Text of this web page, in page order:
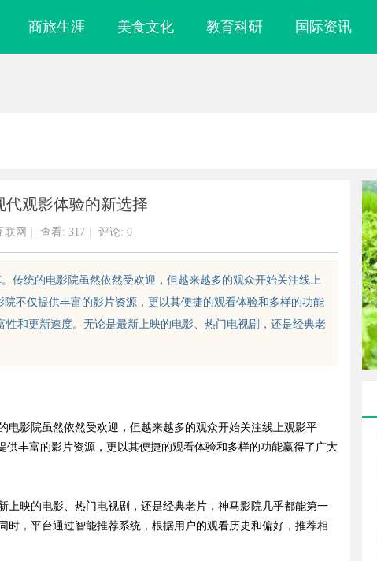
商旅生涯 美食文化 教育科研 国际资讯
代观影体验的新选择
联网 查看: 317 评论: 0
传统的电影院虽然依然受欢迎，但越来越多的观众开始关注线上
不仅提供丰富的影片资源，更以其便捷的观看体验和多样的功能
和更新速度。无论是最新上映的电影、热门电视剧，还是经典老
电影院虽然依然受欢迎，但越来越多的观众开始关注线上观影平
丰富的影片资源，更以其便捷的观看体验和多样的功能赢得了广大
映的电影、热门电视剧，还是经典老片，神马影院几乎都能第一
，平台通过智能推荐系统，根据用户的观看历史和偏好，推荐相